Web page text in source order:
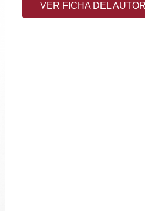
VER FICHA DEL AUTOR